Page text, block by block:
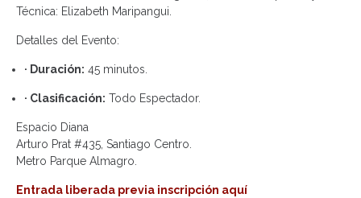
Técnica: Elizabeth Maripangui.
Detalles del Evento:
· Duración: 45 minutos.
· Clasificación: Todo Espectador.
Espacio Diana
Arturo Prat #435, Santiago Centro.
Metro Parque Almagro.
Entrada liberada previa inscripción aquí